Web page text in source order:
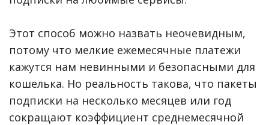
Этот способ можно назвать неочевидным,
потому что мелкие ежемесячные платежи
кажутся нам невинными и безопасными для
кошелька. Но реальность такова, что пакеты
подписки на несколько месяцев или год
сокращают коэффициент среднемесячной